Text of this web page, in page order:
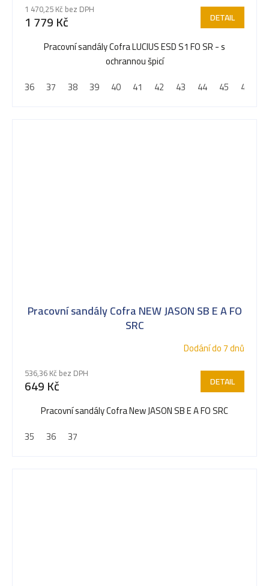
produktu
je
hvězdiček.
1 470,25 Kč bez DPH
1 779 Kč DETAIL
Pracovní sandály Cofra LUCIUS ESD S1 FO SR - s
ochrannou špicí
36
37 38 39 40 41 42 43 44 45 46
Pracovní sandály Cofra NEW JASON SB E A FO
SRC
Dodání do 7 dnů
536,36 Kč bez DPH
649 Kč DETAIL
Pracovní sandály Cofra New JASON SB E A FO SRC
35
36 37